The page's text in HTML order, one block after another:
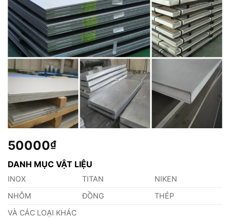
50000₫
DANH MỤC VẬT LIỆU
INOX TITAN
NIKEN
NHÔM
ĐỒNG
THÉP
VÀ CÁC LOẠI KHÁC